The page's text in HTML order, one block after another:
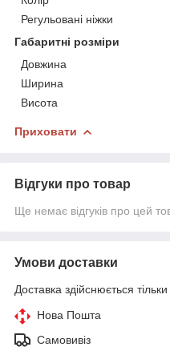
Регульовані ніжки
Габаритні розміри
Довжина
Ширина
Висота
Приховати
Відгуки про товар
Ще немає відгуків про цей
Умови доставки
Доставка здійснюється
Нова Пошта
Самовивіз